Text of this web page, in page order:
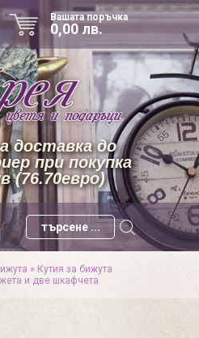
Вашата поръчка
0,00 лв.
доставка до
при покупка
(76.70евро)
» Кутия за бижута
и две шкафчета